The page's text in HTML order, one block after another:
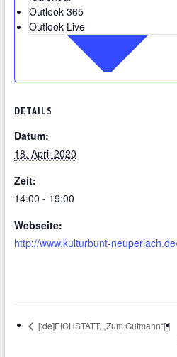
Outlook 365
Outlook Live
DETAILS
Datum:
18. April 2020
Zeit:
14:00 - 19:00
Webseite:
http://www.kulturbunt-
[:de]EICHSTÄTT, „Zum Gutmann“[:]